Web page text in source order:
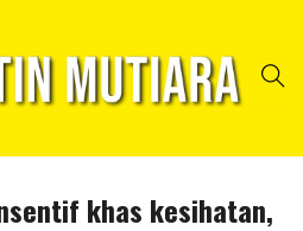
khas kesihatan,